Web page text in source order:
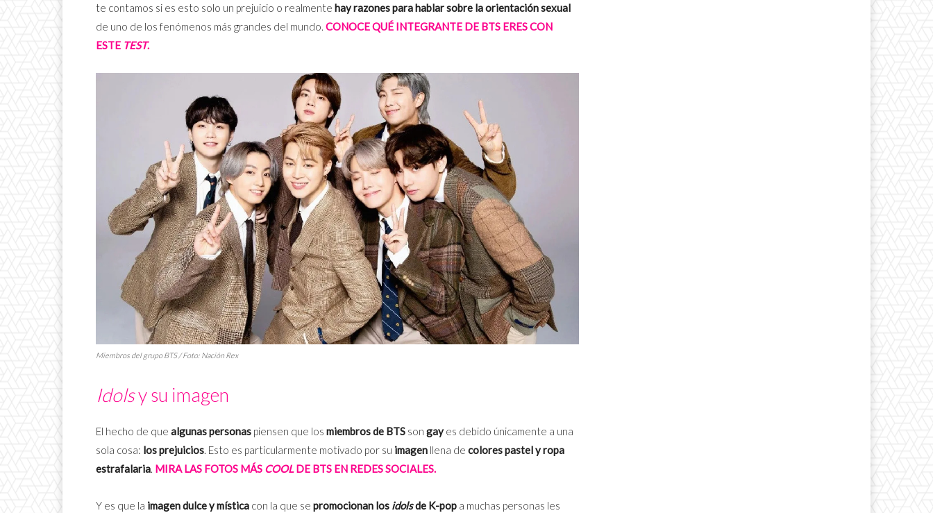
te contamos si es esto solo un prejuicio o realmente hay razones para hablar sobre la orientación sexual
de uno de los fenómenos más grandes del mundo. CONOCE QUÉ INTEGRANTE DE BTS ERES CON
ESTE TEST.
Miembros del grupo BTS / Foto: Nación Rex
Idolsy su imagen
El hecho de que algunas personas piensen que los miembros de BTS son gayes debido únicamente a una
sola cosa: los prejuicios. Esto es particularmente motivado por su imagen llena de colores pastel y ropa
estrafalaria. MIRA LAS FOTOS MÁS COOLDE BTS EN REDES SOCIALES.
Y es que la imagendulce y mística con la que se promocionan los idolsde K-pop a muchas personas les